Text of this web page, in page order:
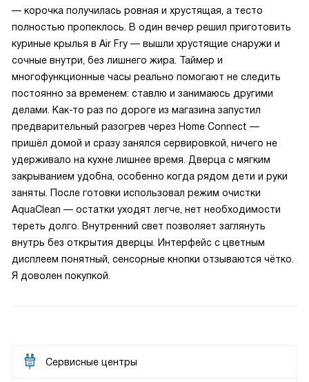
— корочка получилась ровная и хрустящая, а тесто
полностью пропеклось. В один вечер решил приготовить
куриные крылья в Air Fry — вышли хрустящие снаружи и
сочные внутри, без лишнего жира. Таймер и
многофункционные часы реально помогают не следить
постоянно за временем: ставлю и занимаюсь другими
делами. Как-то раз по дороге из магазина запустил
предварительный разогрев через Home Connect —
пришёл домой и сразу занялся сервировкой, ничего не
удерживало на кухне лишнее время. Дверца с мягким
закрыванием удобна, особенно когда рядом дети и руки
заняты. После готовки использовал режим очистки
AquaClean — остатки уходят легче, нет необходимости
тереть долго. Внутренний свет позволяет заглянуть
внутрь без открытия дверцы. Интерфейс с цветным
дисплеем понятный, сенсорные кнопки отзываются чётко.
Я доволен покупкой.
Сервисные центры